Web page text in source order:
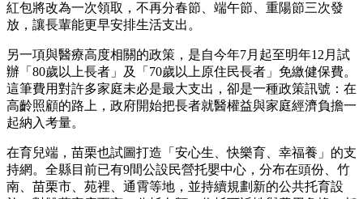
紅包將改為一次領取，不再分春節、端午節、重陽節三次發
放，讓長輩能更早安排生活支出。
另一項與醫療高度相關的政策，是自今年7月起至明年12月試
辦「80歲以上長者」及「70歲以上原住民長者」免繳健保費。
這筆費用對許多家庭未必是最大支出，卻是一種政策訊號：在
高齡照顧的路上，政府開始把長者就醫權益與家庭經濟負擔一
起納入考量。
在育兒端，苗栗也試圖打造「安心生、快樂育、幸福養」的支
持網。全縣目前已有9間公設民營托嬰中心，分布在頭份、竹
南、苗栗市、苑裡、通霄等地，並持續規劃新的公共托育設